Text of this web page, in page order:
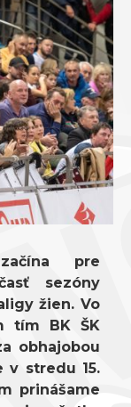
pre
sezóny
žien. Vo
tím BK ŠK
obhajobou
v stredu 15.
prinášame